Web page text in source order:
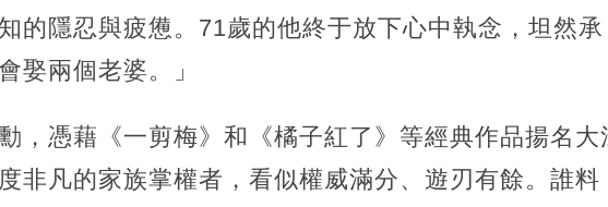
的隱忍與疲憊。71歲的他終于放下心中執念，坦然承
娶兩個老婆。」
，憑藉《一剪梅》和《橘子紅了》等經典作品揚名大
非凡的家族掌權者，看似權威滿分、遊刃有餘。誰料